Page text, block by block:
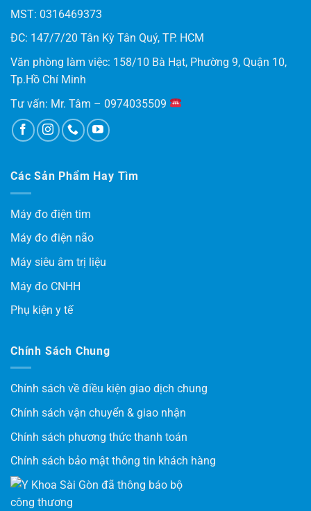
MST: 0316469373
ĐC: 147/7/20 Tân Kỳ Tân Quý, TP. HCM
Văn phòng làm việc: 158/10 Bà Hạt, Phường 9, Quận 10,
Tp.Hồ Chí Minh
Tư vấn: Mr. Tâm – 0974035509
Các Sản Phẩm Hay Tìm
Máy đo điện tim
Máy đo điện não
Máy siêu âm trị liệu
Máy đo CNHH
Phụ kiện y tế
Chính Sách Chung
Chính sách về điều kiện giao dịch chung
Chính sách vận chuyển & giao nhận
Chính sách phương thức thanh toán
Chính sách bảo mật thông tin khách hàng